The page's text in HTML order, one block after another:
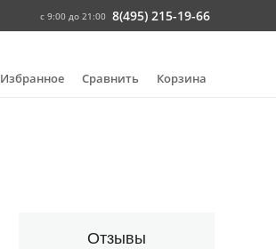
с 9:00 до 21:00 8(495) 215-19-66
Избранное Сравнить Корзина
Отзывы